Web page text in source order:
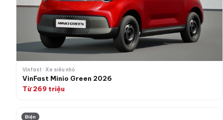
Vinfast · Xe siêu nhỏ
VinFast Minio Green 2026
Từ 269 triệu
VinFast Nerio Green 2026
Điện